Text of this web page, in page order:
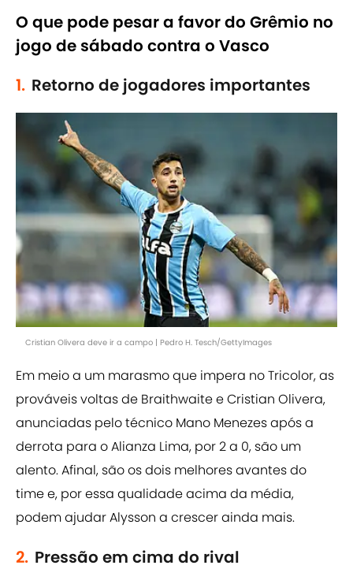
O que pode pesar a favor do Grêmio no
jogo de sábado contra o Vasco
1. Retorno de jogadores importantes
Cristian Olivera deve ir a campo | Pedro H. Tesch/GettyImages
Em meio a um marasmo que impera no Tricolor, as
prováveis voltas de Braithwaite e Cristian Olivera,
anunciadas pelo técnico Mano Menezes após a
derrota para o Alianza Lima, por 2 a 0, são um
alento. Afinal, são os dois melhores avantes do
time e, por essa qualidade acima da média,
podem ajudar Alysson a crescer ainda mais.
2. Pressão em cima do rival